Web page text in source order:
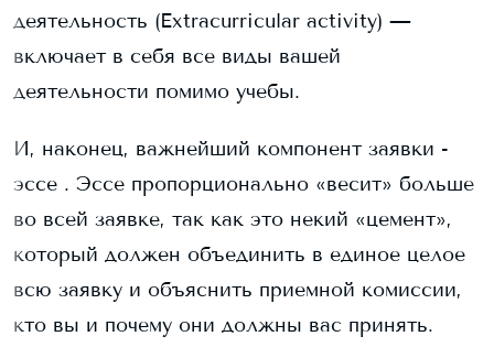
деятельность (Extracurricular activity) —
включает в себя все виды вашей
деятельности помимо учебы.
И, наконец, важнейший компонент заявки -
эссе . Эссе пропорционально «весит» больше
во всей заявке, так как это некий «цемент»,
который должен объединить в единое целое
всю заявку и объяснить приемной комиссии,
кто вы и почему они должны вас принять.